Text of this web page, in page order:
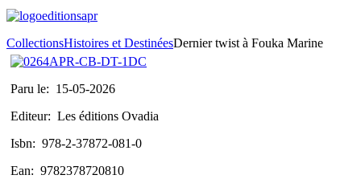
CollectionsHistoires et DestinéesDernier twist à Fouka Marine
Paru le: 15-05-2026
Editeur: Les éditions Ovadia
Isbn: 978-2-37872-081-0
Ean: 9782378720810